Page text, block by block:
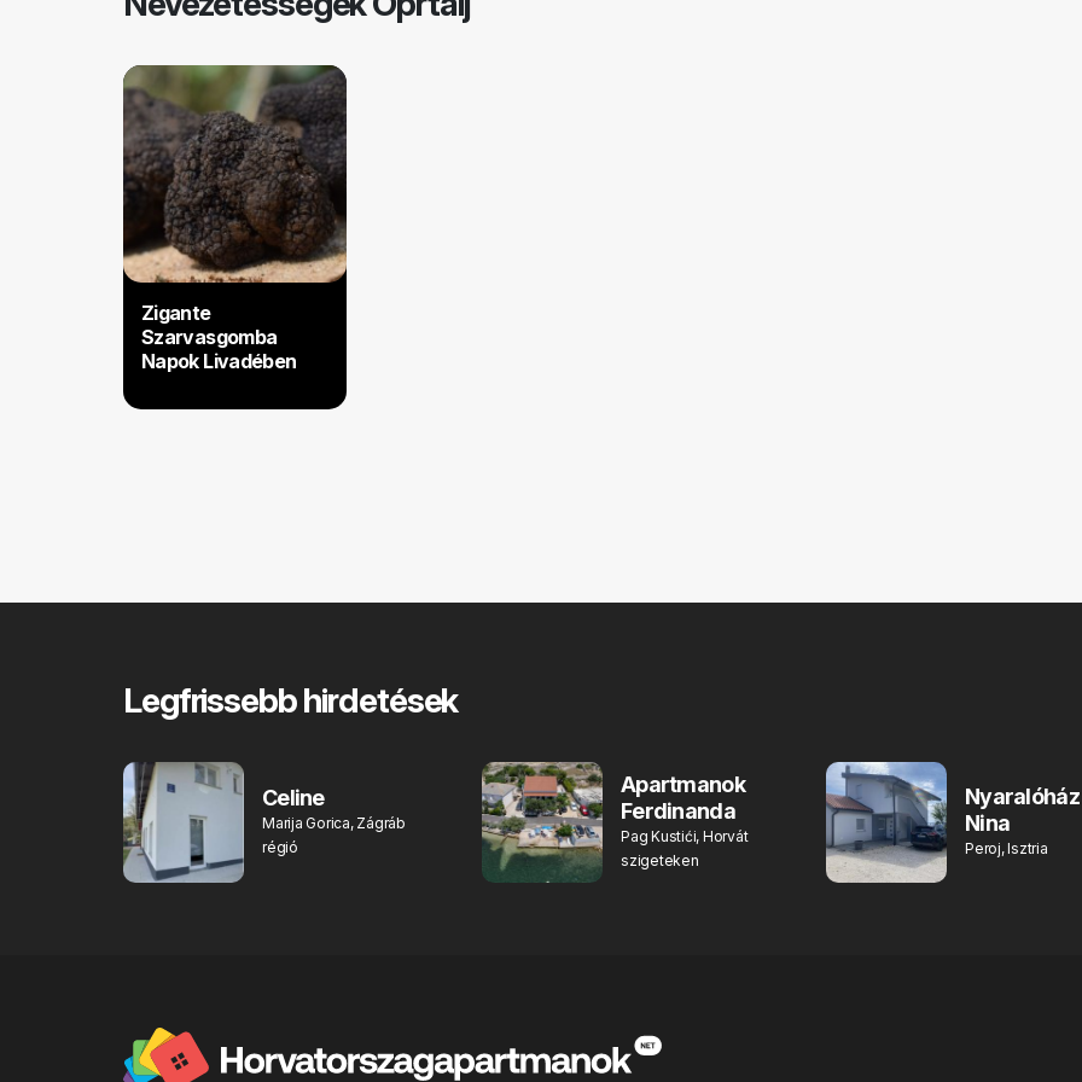
Zigante
Szarvasgomba
Napok Livadében
Legfrissebb hirdetések
Celine
Marija Gorica, Zágráb
régió
Apartmanok
Ferdinanda
Pag Kustići, Horvát
szigeteken
Nyaralóház
Nina
Peroj, Isztria